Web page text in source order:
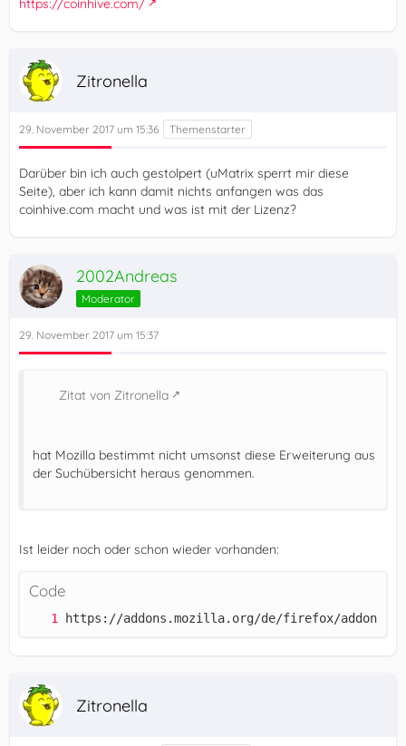
https://coinhive.com/
Zitronella
29. November 2017 um 15:36
Darüber bin ich auch gestolpert (uMatrix sperrt mir diese
Seite), aber ich kann damit nichts anfangen was das
coinhive.com macht und was ist mit der Lizenz?
2002Andreas
Moderator
29. November 2017 um 15:37
Zitat von Zitronella
hat Mozilla bestimmt nicht umsonst diese Erweiterung aus
der Suchübersicht heraus genommen.
Ist leider noch oder schon wieder vorhanden:
Code
https://addons.mozilla.org/de/firefox/addon/
Zitronella